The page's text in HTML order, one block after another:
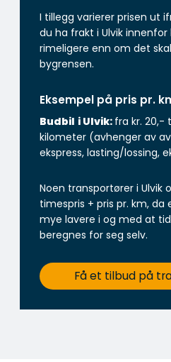
I tillegg varierer prisen ut
du ha frakt i Ulvik
rimeligere enn om det
bygrensen.
Eksempel på pris pr.
Budbil i Ulvik: fra kr. 20,-
kilometer (avhenger av
ekspress, lasting/lossing,
Noen transportører i Ulvik
timespris + pris pr. km, da
mye lavere i og med at
beregnes for seg selv.
Få et tilbud på